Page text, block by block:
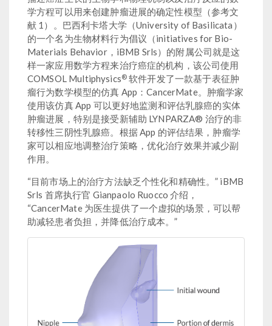
学方程可以用来创建肿瘤进展的确定性模型（参考文
献 1）。巴西利卡塔大学（University of Basilicata）
的一个名为生物材料行为倡议（initiatives for Bio-
Materials Behavior，iBMB Srls）的附属公司就是这
样一家应用数学方程来治疗癌症的机构，该公司使用
COMSOL Multiphysics® 软件开发了一款基于表征肿
瘤行为数学模型的仿真 App：CancerMate。肿瘤学家
使用该仿真 App 可以更好地监测和评估乳腺癌的实体
肿瘤进展，特别是接受新辅助 LYNPARZA® 治疗的非
转移性三阴性乳腺癌。根据 App 的评估结果，肿瘤学
家可以相应地调整治疗策略，优化治疗效果并减少副
作用。
“目前市场上的治疗方法缺乏个性化和精确性。” iBMB
Srls 首席执行官 Gianpaolo Ruocco 介绍，
“CancerMate 为医生提供了一个虚拟的场景，可以帮
助减轻患者负担，并降低治疗成本。”